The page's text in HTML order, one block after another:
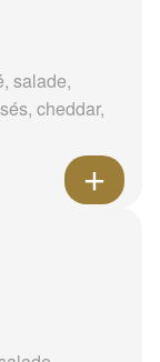
salade,
cheddar,